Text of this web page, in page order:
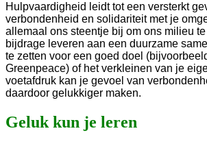
Hulpvaardigheid leidt tot een versterkt
verbondenheid en solidariteit met je
allemaal ons steentje bij om ons milieu te
bijdrage leveren aan een duurzame
te zetten voor een goed doel
Greenpeace) of het verkleinen van je
voetafdruk kan je gevoel van
daardoor gelukkiger maken.
Geluk kun je leren